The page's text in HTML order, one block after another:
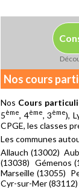
Nos cours
Nos Cours
5ème, 4ème, 3ème),
CPGE, les classes
Les communes
Allauch (13002)
(13038) Gémenos
Marseille (13055)
Cyr-sur-Mer (83112)